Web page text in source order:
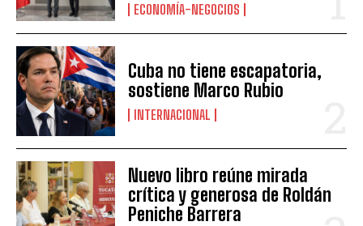
ECONOMÍA-NEGOCIOS
Cuba no tiene escapatoria,
sostiene Marco Rubio
INTERNACIONAL
Nuevo libro reúne mirada
crítica y generosa de Roldán
Peniche Barrera